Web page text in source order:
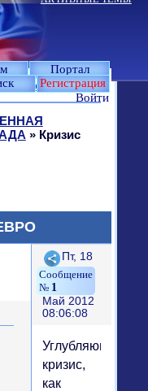
Портал
Регистрация
Войти
.
» Кризис
Поделиться
1
Пт, 18
Май 2012
08:06:08
Углубляющийся
кризис,
как